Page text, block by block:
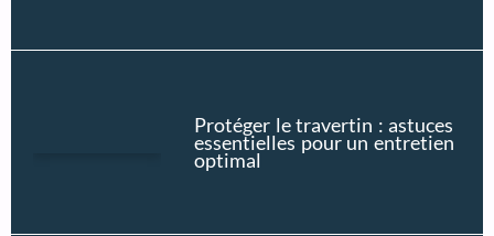
Protéger le travertin : astuces
essentielles pour un entretien
optimal